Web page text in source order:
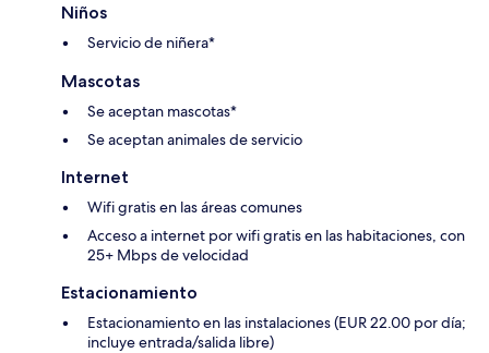
Niños
Servicio de niñera*
Mascotas
Se aceptan mascotas*
Se aceptan animales de servicio
Internet
Wifi gratis en las áreas comunes
Acceso a internet por wifi gratis en las habitaciones, con
25+ Mbps de velocidad
Estacionamiento
Estacionamiento en las instalaciones (EUR 22.00 por día;
incluye entrada/salida libre)